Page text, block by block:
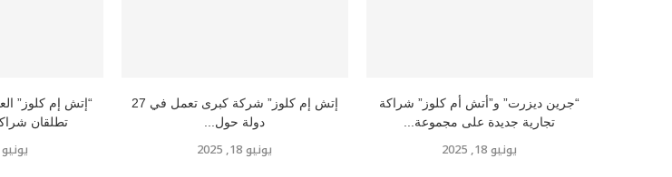
“إتش إم كلوز”
تطلقان
يونيو 18,
إتش إم كلوز” شركة كبرى تعمل في 27
دولة حول...
يونيو 18, 2025
“جرين ديزرت” و”أتش أم كلوز” شراكة
تجارية جديدة على مجموعة...
يونيو 18, 2025